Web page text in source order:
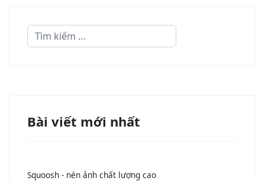
Quản lý tìm kiếm
Bài viết mới nhất
Squoosh - nén ảnh chất lượng cao